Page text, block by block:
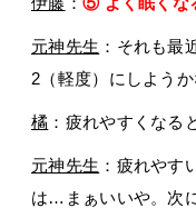
元神先生 ：それも最
2（軽度）にしようか
橘 ：疲れやすくなる
元神先生 ：疲れやす
は…まぁいいや。次